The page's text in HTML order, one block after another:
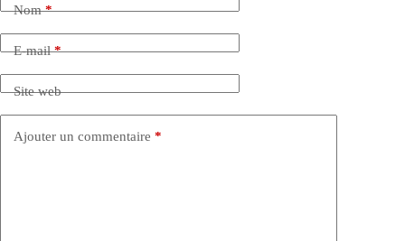
Nom*
E-mail*
Site web
Ajouter un commentaire *